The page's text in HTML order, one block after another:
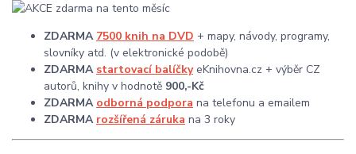
ZDARMA 7500 knih na DVD + mapy, návody, programy,
slovníky atd. (v elektronické podobě)
ZDARMA startovací balíčkyeKnihovna.cz + výběr CZ
autorů, knihy v hodnotě 900,-Kč
ZDARMA odborná podpora na telefonu a emailem
ZDARMA rozšířená záruka na 3 roky